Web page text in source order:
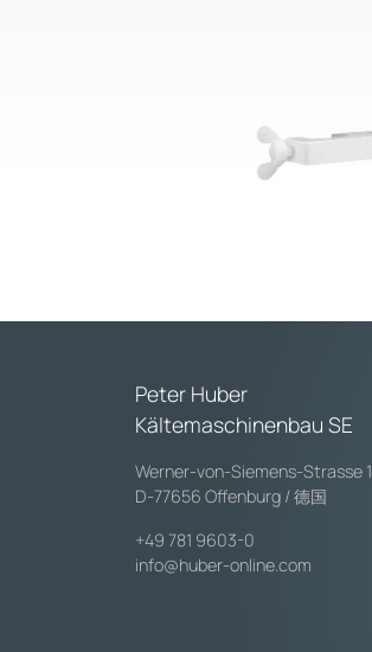
Peter Huber
Kältemaschinenbau SE
Werner-von-Siemens-Strasse 1
D-77656 Offenburg / 德国
+49 781 9603-0
info@huber-online.com